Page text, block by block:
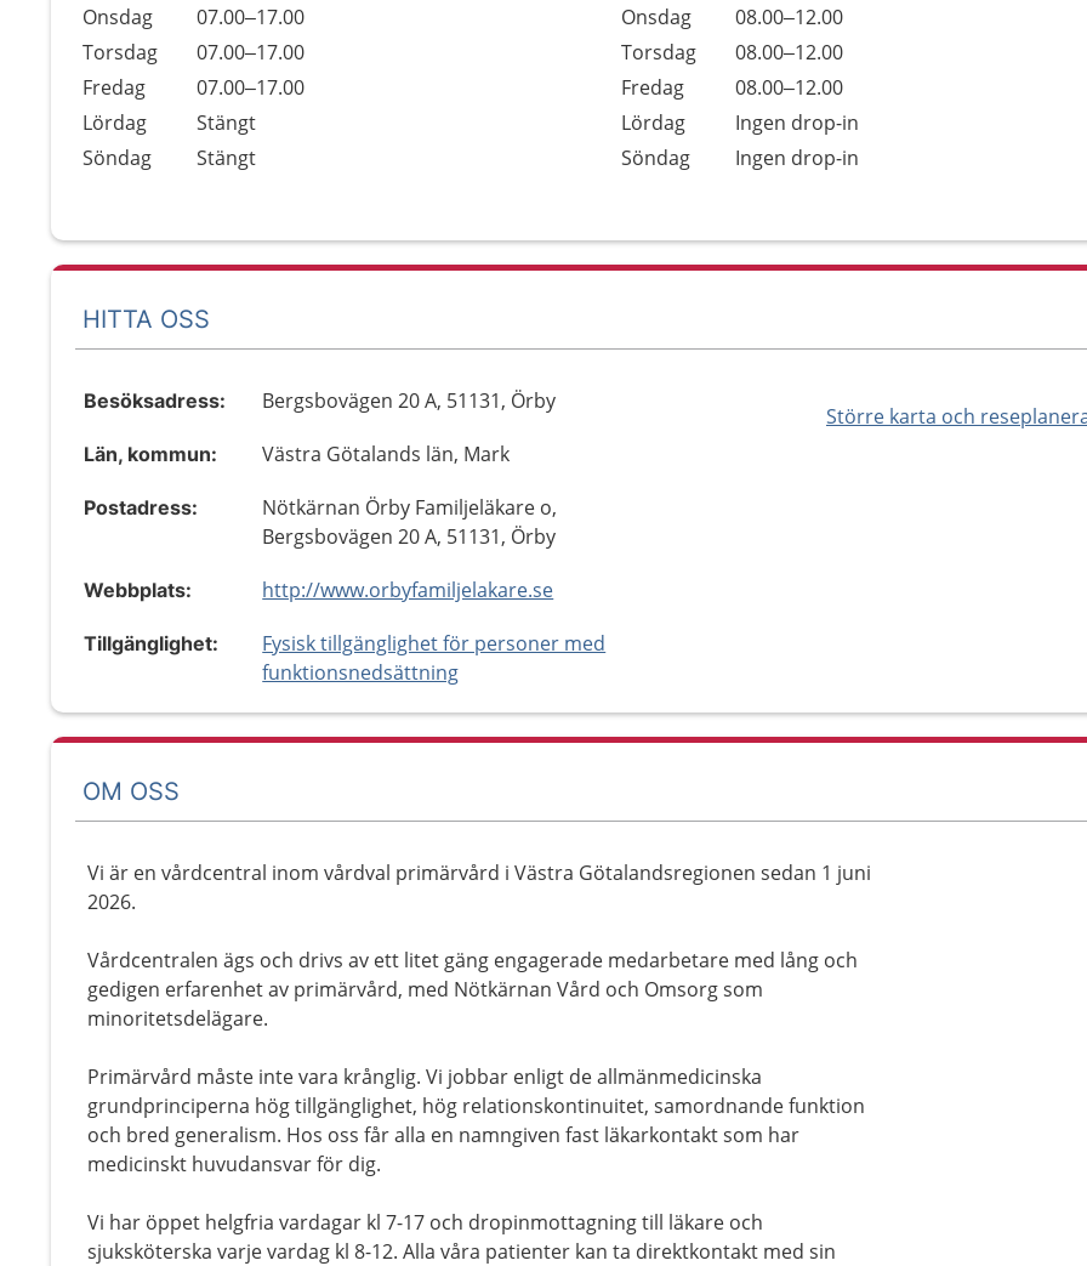
Onsdag
07.00–17.00
Torsdag
07.00–17.00
Fredag
07.00–17.00
Lördag
Stängt
Söndag
Stängt
Onsdag
08.00–12.00
Torsdag
08.00–12.00
Fredag
08.00–12.00
Lördag
Ingen drop-in
Söndag
Ingen drop-in
HITTA OSS
Större karta och
Besöksadress: Bergsbovägen 20 A, 51131, Örby
Län, kommun: Västra Götalands län, Mark
Postadress:
Nötkärnan Örby Familjeläkare o,
Bergsbovägen 20 A, 51131, Örby
Webbplats: http://www.orbyfamiljelakare.se
Tillgänglighet:
Fysisk tillgänglighet för personer med
funktionsnedsättning
OM OSS
Vi är en vårdcentral inom vårdval primärvård i Västra Götalandsregionen sedan 1 juni
2026.
Vårdcentralen ägs och drivs av ett litet gäng engagerade medarbetare med lång och
gedigen erfarenhet av primärvård, med Nötkärnan Vård och Omsorg som
minoritetsdelägare.
Primärvård måste inte vara krånglig. Vi jobbar enligt de allmänmedicinska
grundprinciperna hög tillgänglighet, hög relationskontinuitet, samordnande funktion
och bred generalism. Hos oss får alla en namngiven fast läkarkontakt som har
medicinskt huvudansvar för dig.
Vi har öppet helgfria vardagar kl 7-17 och dropinmottagning till läkare och
sjuksköterska varje vardag kl 8-12. Alla våra patienter kan ta direktkontakt med sin